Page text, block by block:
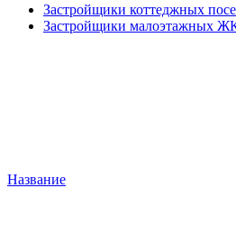
Застройщики коттеджных
Застройщики малоэтажных
Название